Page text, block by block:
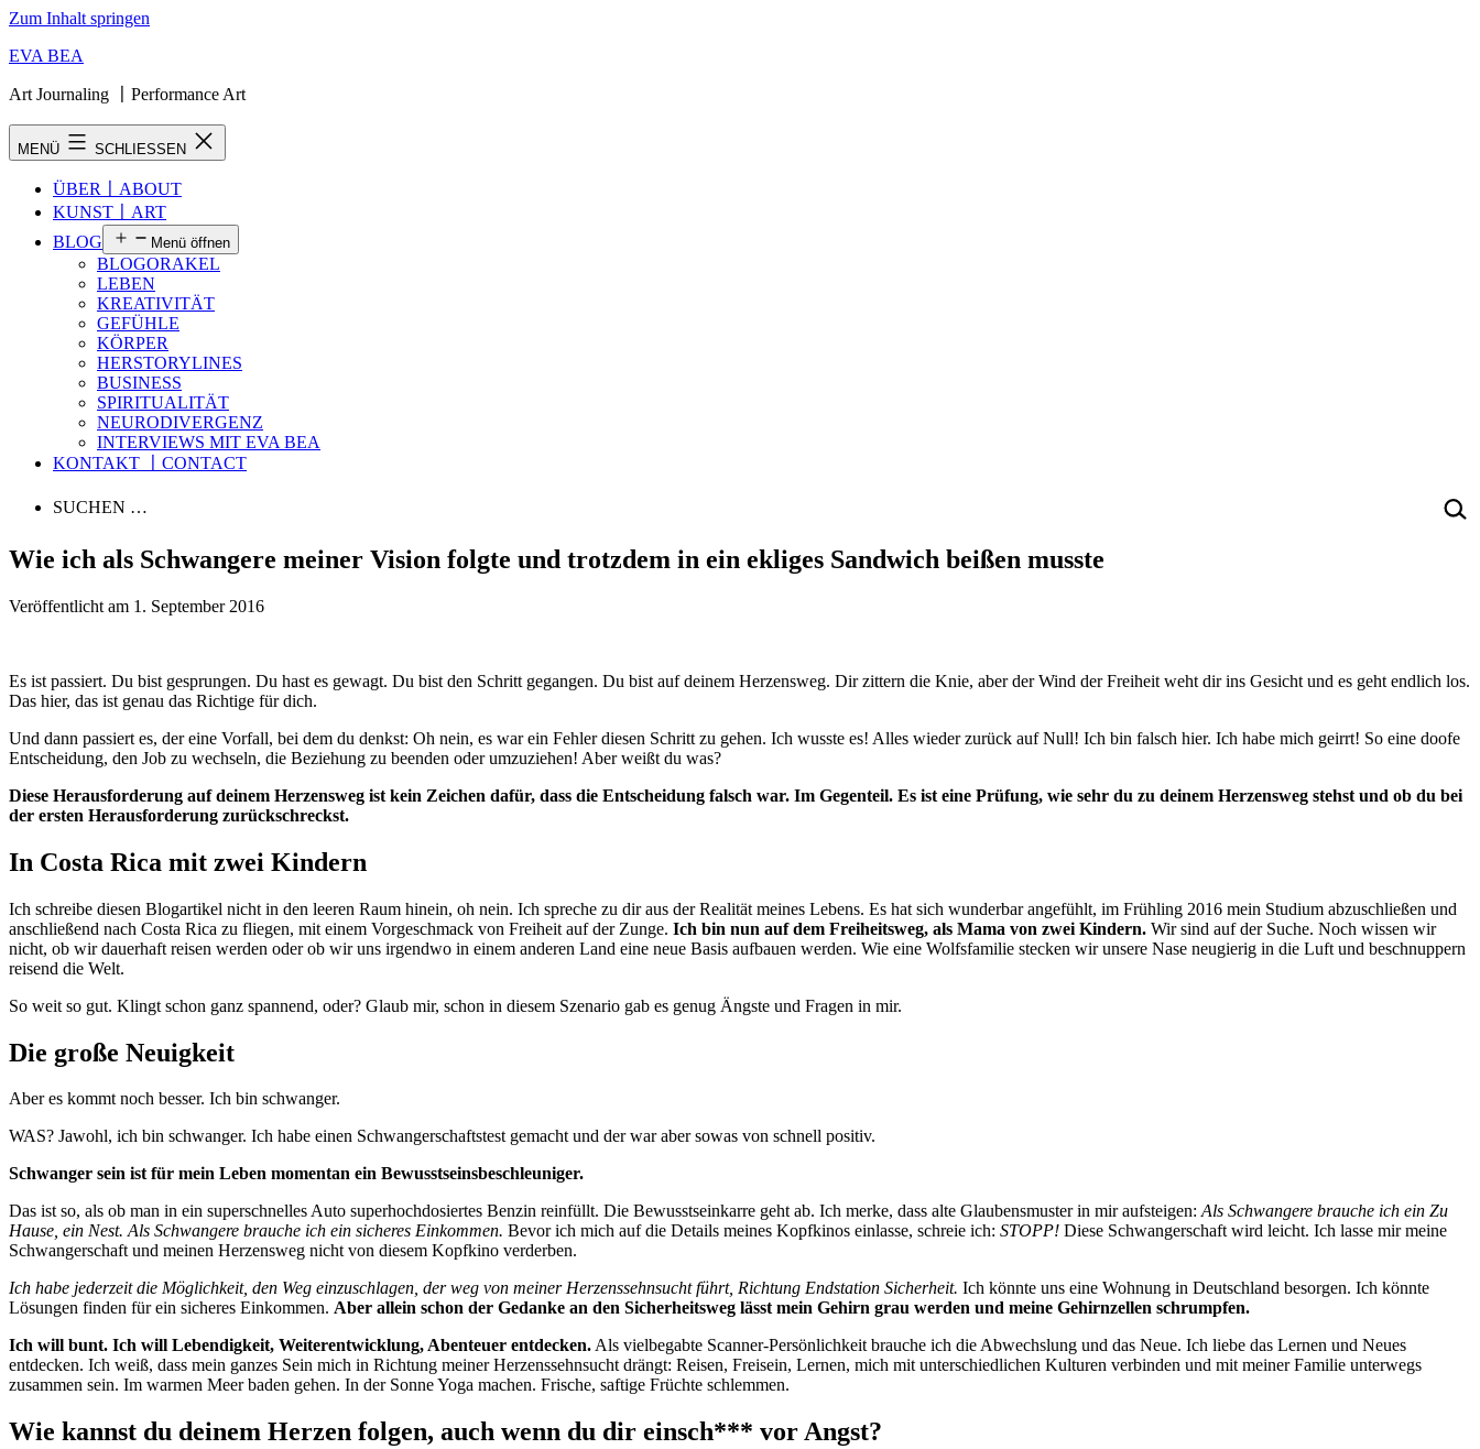
Zum Inhalt springen
EVA BEA
Art Journaling 〡Performance Art
MENÜ SCHLIESSEN
ÜBER〡ABOUT
KUNST〡ART
BLOG
Menü öffnen
BLOGORAKEL
LEBEN
KREATIVITÄT
GEFÜHLE
KÖRPER
HERSTORYLINES
BUSINESS
SPIRITUALITÄT
NEURODIVERGENZ
INTERVIEWS MIT EVA BEA
KONTAKT 〡CONTACT
SUCHEN …
Wie ich als Schwangere meiner Vision folgte und trotzdem in ein ekliges Sandwich beißen musste
Veröffentlicht am 1. September 2016
Es ist passiert. Du bist gesprungen. Du hast es gewagt. Du bist den Schritt gegangen. Du bist auf deinem Herzensweg. Dir zittern die Knie, aber der Wind der Freiheit weht dir ins Gesicht und es geht endlich los.
Das hier, das ist genau das Richtige für dich.
Und dann passiert es, der eine Vorfall, bei dem du denkst: Oh nein, es war ein Fehler diesen Schritt zu gehen. Ich wusste es! Alles wieder zurück auf Null! Ich bin falsch hier. Ich habe mich geirrt! So eine doofe
Entscheidung, den Job zu wechseln, die Beziehung zu beenden oder umzuziehen! Aber weißt du was?
Diese Herausforderung auf deinem Herzensweg ist kein Zeichen dafür, dass die Entscheidung falsch war. Im Gegenteil. Es ist eine Prüfung, wie sehr du zu deinem Herzensweg stehst und ob du bei
der ersten Herausforderung zurückschreckst.
In Costa Rica mit zwei Kindern
Ich schreibe diesen Blogartikel nicht in den leeren Raum hinein, oh nein. Ich spreche zu dir aus der Realität meines Lebens. Es hat sich wunderbar angefühlt, im Frühling 2016 mein Studium abzuschließen und
anschließend nach Costa Rica zu fliegen, mit einem Vorgeschmack von Freiheit auf der Zunge. Ich bin nun auf dem Freiheitsweg, als Mama von zwei Kindern. Wir sind auf der Suche. Noch wissen wir
nicht, ob wir dauerhaft reisen werden oder ob wir uns irgendwo in einem anderen Land eine neue Basis aufbauen werden. Wie eine Wolfsfamilie stecken wir unsere Nase neugierig in die Luft und beschnuppern
reisend die Welt.
So weit so gut. Klingt schon ganz spannend, oder? Glaub mir, schon in diesem Szenario gab es genug Ängste und Fragen in mir.
Die große Neuigkeit
Aber es kommt noch besser. Ich bin schwanger.
WAS? Jawohl, ich bin schwanger. Ich habe einen Schwangerschaftstest gemacht und der war aber sowas von schnell positiv.
Schwanger sein ist für mein Leben momentan ein Bewusstseinsbeschleuniger.
Das ist so, als ob man in ein superschnelles Auto superhochdosiertes Benzin reinfüllt. Die Bewusstseinkarre geht ab. Ich merke, dass alte Glaubensmuster in mir aufsteigen: Als Schwangere brauche ich ein Zu
Hause, ein Nest. Als Schwangere brauche ich ein sicheres Einkommen. Bevor ich mich auf die Details meines Kopfkinos einlasse, schreie ich: STOPP! Diese Schwangerschaft wird leicht. Ich lasse mir meine
Schwangerschaft und meinen Herzensweg nicht von diesem Kopfkino verderben.
Ich habe jederzeit die Möglichkeit, den Weg einzuschlagen, der weg von meiner Herzenssehnsucht führt, Richtung Endstation Sicherheit. Ich könnte uns eine Wohnung in Deutschland besorgen. Ich könnte
Lösungen finden für ein sicheres Einkommen. Aber allein schon der Gedanke an den Sicherheitsweg lässt mein Gehirn grau werden und meine Gehirnzellen schrumpfen.
Ich will bunt. Ich will Lebendigkeit, Weiterentwicklung, Abenteuer entdecken.Als vielbegabte Scanner-Persönlichkeit brauche ich die Abwechslung und das Neue. Ich liebe das Lernen und Neues
entdecken. Ich weiß, dass mein ganzes Sein mich in Richtung meiner Herzenssehnsucht drängt: Reisen, Freisein, Lernen, mich mit unterschiedlichen Kulturen verbinden und mit meiner Familie unterwegs
zusammen sein. Im warmen Meer baden gehen. In der Sonne Yoga machen. Frische, saftige Früchte schlemmen.
Wie kannst du deinem Herzen folgen, auch wenn du dir einsch*** vor Angst?